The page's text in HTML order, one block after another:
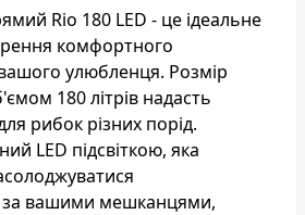
Rio 180 LED - це ідеальне
комфортного
улюбленця. Розмір
180 літрів надасть
рибок різних порід.
LED підсвіткою, яка
вашими мешканцями,